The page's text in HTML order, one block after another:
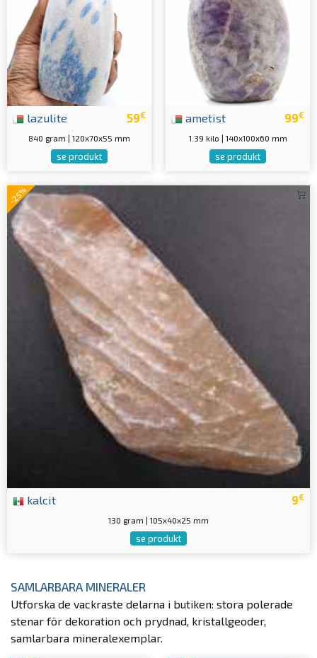
59€
lazulite
840 gram | 120x70x55 mm
se produkt
99€
ametist
1.39 kilo | 140x100x60 mm
se produkt
-25%
9€
kalcit
130 gram | 105x40x25 mm
se produkt
SAMLARBARA MINERALER
Utforska de vackraste delarna i butiken: stora polerade
stenar för dekoration och prydnad, kristallgeoder,
samlarbara mineralexemplar.